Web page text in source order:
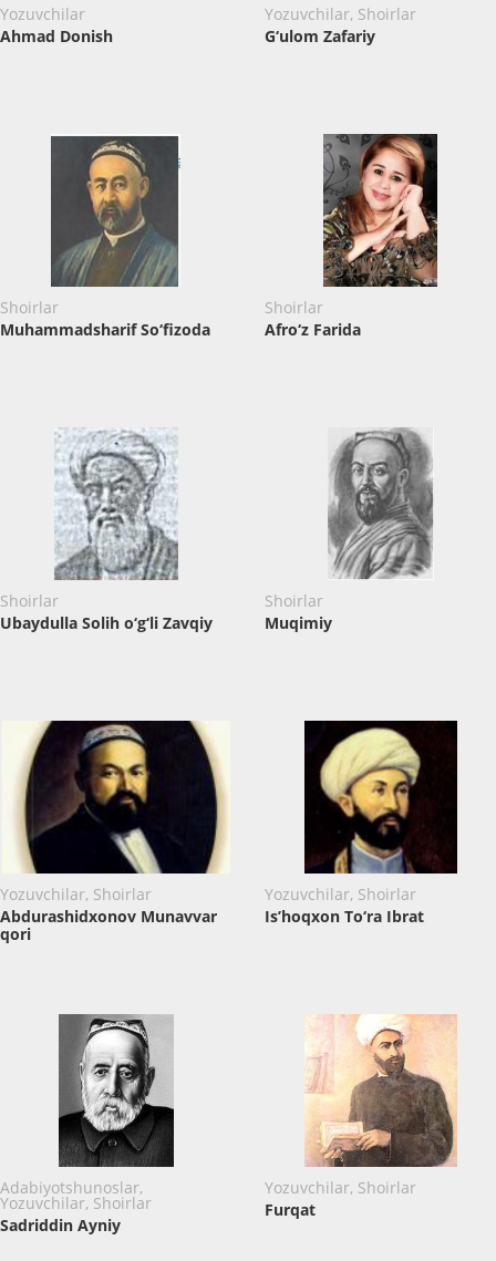
Yozuvchilar
Ahmad Donish
Yozuvchilar, Shoirlar
G‘ulom Zafariy
Shoirlar
Muhammadsharif So‘fizoda
Shoirlar
Afro‘z Farida
Shoirlar
Ubaydulla Solih o‘g‘li Zavqiy
Shoirlar
Muqimiy
Yozuvchilar, Shoirlar
Abdurashidxonov Munavvar
qori
Yozuvchilar, Shoirlar
Is’hoqxon To‘ra Ibrat
Adabiyotshunoslar,
Yozuvchilar, Shoirlar
Sadriddin Ayniy
Yozuvchilar, Shoirlar
Furqat